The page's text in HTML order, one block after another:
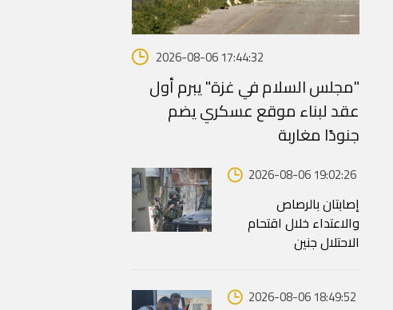
2026-08-06 17:44:32
"مجلس السلام في غزة" يبرم أول
عقد لبناء موقع عسكري يضم
جنودًا مغاربة
2026-08-06 19:02:26
إصابتان بالرصاص
والاعتداء خلال اقتحام
الاحتلال جنين
2026-08-06 18:49:52